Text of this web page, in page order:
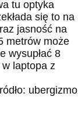
tu optyka
się to na
jasność na
metrów może
wysupłać 8
laptopa z
ubergizmo